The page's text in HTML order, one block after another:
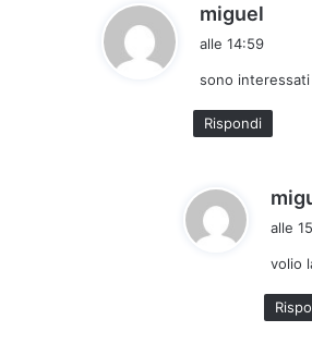
miguel
e
t
t
alle 14:59
sono
Rispondi
alle
volio